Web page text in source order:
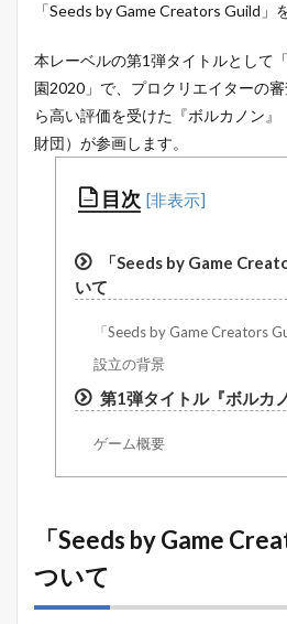
「Seeds by Game Creators Guild」
本レーベルの第1弾タイトルとして
園2020」で、プロクリエイターの
ら高い評価を受けた『ボルカノン
財団）が参画します。
目次
「Seeds by Game
いて
「Seeds by Game Creators
設立の背景
第1弾タイトル『ボルカ
ゲーム概要
「Seeds by Game
ついて